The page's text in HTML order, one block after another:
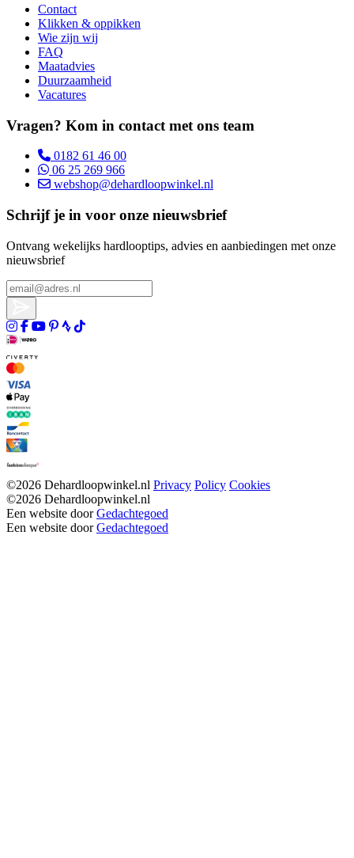
Contact
Klikken & oppikken
Wie zijn wij
FAQ
Maatadvies
Duurzaamheid
Vacatures
Vragen? Kom in contact met ons team
0182 61 46 00
06 25 269 966
webshop@dehardloopwinkel.nl
Schrijf je in voor onze nieuwsbrief
Ontvang wekelijks hardlooptips, advies en aanbiedingen met onze
nieuwsbrief
©2026 Dehardloopwinkel.nl Privacy Policy Cookies
©2026 Dehardloopwinkel.nl
Een website doorGedachtegoed
Een website doorGedachtegoed